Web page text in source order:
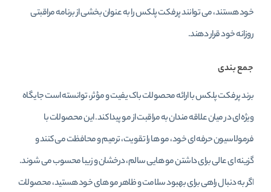
خود هستند، می‌ توانند پرفکت پلکس را به عنوان بخشی از برنامه مراقبتی
روزانه خود قرار دهند.
جمع‌ بندی
برند پرفکت پلکس با ارائه محصولات باک یفیت و مؤثر، توانسته است جایگاه
ویژه‌ ای در میان علاقه‌ مندان به مراقبت از مو پیدا کند. این محصولات با
فرمولاسیون حرفه‌ ای خود، مو ها را تقویت، ترمیم و محافظت می‌ کنند و
گزینه‌ ای عالی برای داشتن مو هایی سالم، درخشان و زیبا محسوب می‌ شوند.
اگر به دنبال راهی برای بهبود سلامت و ظاهر مو های خود هستید، محصولات